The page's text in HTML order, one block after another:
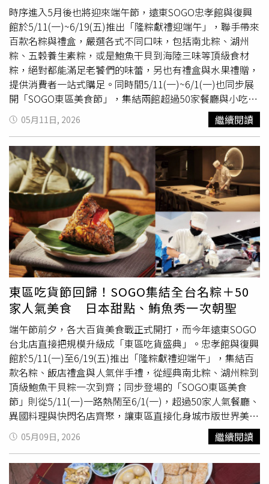
時序進入5月後也將迎來端午節，遠東SOGO忠孝館與復興
館於5/11(一)~6/19(五)推出「隆粽獻禮迎端午」，聯手帶來
百款名粽與禮盒，嚴選各式不同口味，包括南北粽、湖州
粽、五穀養生素粽，或是鮑魚干貝到海陸三味等頂級食材
粽，絕對都能滿足老饕們的味蕾，另也有禮盒與水果禮贈，
提供消費者一站式購足。同時間5/11(一)~6/1(一)也同步展
開「SOGO東區美食節」，集結兩館超過50家餐廳與小吃名
店，帶來當季特色餐點與新品，還有7家美食快閃店美味上
陣，5/11(一)~6/1(一)於APP線上扣200點，還可兌換限量
「100元美食電子購物金」，讓您品嚐美食輕鬆無負擔。
SOGO忠孝館_阪前鐵板燒 春夏上市〖映序之宴〗 售價1880
元起 (0501-0531完成阪前社群指定活動，款待黑鑽海鮮珠
寶盒一份)。（圖片提供／遠東SOGO） 台北店名粽系列從
經典傳統到頂級食材一次滿足，推薦忠孝館復興館「億長御
坊」東坡福菜粽，獲台北傳統美食第一名的招牌東坡肉搭配
鹹香福菜，堪稱絕配。另忠孝館Fresh Mart首度帶來屢獲亞
太十大餐飲金獎肯定「蔣府宴」文豪蘇軾粽，數種漢方藥材
熬煮的滷汁，以慢火燜燉肥瘦相間的特選豬五花，再與醬炒
栗子等食材入粽，味醇濃郁，細膩演繹出地道蘇杭風韻。復
興館有深受明星喜愛的知名彌月油飯品牌「冊子」海陸三味
粽，買一組就能品嘗栗香肉粽、頂級干貝粽和麻油雞腿粽，
三種口味一次到齊。此外，即日起~6/10(三)忠孝館更推出
「飯店名粽現場預購」服務，提供消費者輕鬆預訂與宅配選
擇，讓端午送禮更便利。SOGO復興館_冊子 海陸三味粽 原
價730元(6顆) 特價694元(6顆) (6月1日-6月19日快閃)。
（圖片提供／遠東SOGO） 同場加映5/11(一)~6/1(一)舉辦
「SOGO東區美食節」，集結館內人氣名店、異國料理與特
色甜點，從日韓料理、中華經典、歐陸饗宴到南洋風味，一
站式環遊世界美食。為提供更多元新選擇，更有多家美食快
閃名店美味上陣，包含忠孝館鹿港人氣蛋黃酥名店「新口味
蛋黃酥」(5/11-5/17快閃)、名古屋最具代表性的百年蝦煎餅
名店「桂新堂」(5/11-6/4快閃)、標榜日本皇室御用的日本
甜點品牌「神戶風月堂」(5/11-6/4快閃)及一天可狂賣6萬片
05月11日, 2026 繼續閱讀
東區吃貨節回歸！SOGO集結全台名粽＋50
家人氣美食 日本甜點、鮪魚秀一次朝聖
端午節前夕，各大百貨美食戰正式開打，而今年遠東SOGO
台北店直接把規模升級成「東區吃貨盛典」。忠孝館與復興
館於5/11(一)至6/19(五)推出「隆粽獻禮迎端午」，集結百
款名粽、飯店禮盒與人氣伴手禮，從經典南北粽、湖州粽到
頂級鮑魚干貝粽一次到齊；同步登場的「SOGO東區美食
節」則從5/11(一)一路熱鬧至6/1(一)，超過50家人氣餐廳、
異國料理與快閃名店齊聚，讓東區直接化身城市版世界美食
地圖。今年SOGO端午檔期最大亮點之一，就是從傳統台味
一路延伸到頂級海陸系粽款，無論是送禮、聚餐還是自己囤
貨都能一次買齊。其中人氣老字號「億長御坊」推出東坡福
菜粽，以招牌東坡肉搭配鹹香福菜，濃厚醬香與糯米融合後
05月09日, 2026 繼續閱讀